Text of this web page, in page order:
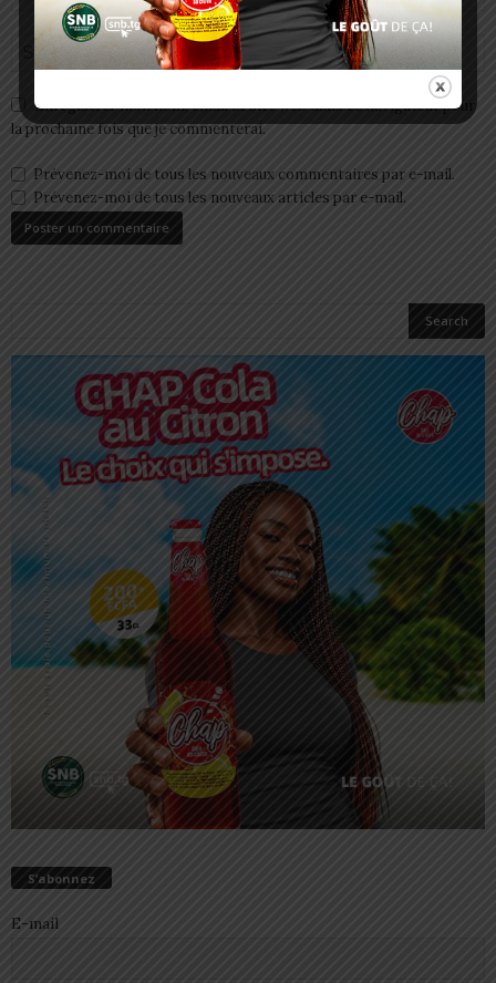
Enregistrer mon nom, email et site web dans ce navigateur pour
la prochaine fois que je commenterai.
Prévenez-moi de tous les nouveaux commentaires par e-mail.
Prévenez-moi de tous les nouveaux articles par e-mail.
S’abonnez
E-mail